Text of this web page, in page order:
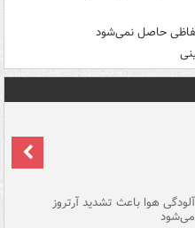
حاصل نمی‌شود
آلودگی هوا باعث تشدید آرتروز
می‌شود